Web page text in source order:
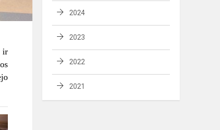
ir
2024
2023
2022
2021